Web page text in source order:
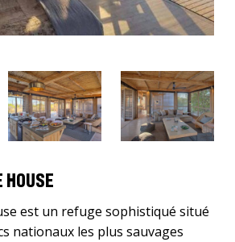
HOUSE
est un refuge sophistiqué situé
nationaux les plus sauvages